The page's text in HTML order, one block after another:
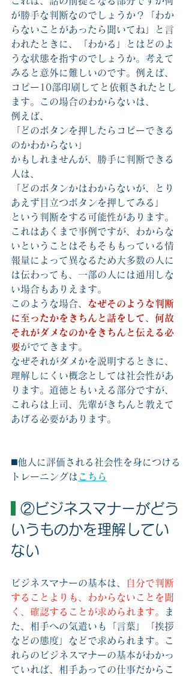
が勝手な判断なのでしょうか？「わか
らないことがあったら聞いてね」と言
われたときに、「わかる」とはどのよ
うな状態を指すのでしょうか。考えて
みると意外に難しいのです。例えば、
コピー10部印刷してと依頼されたとし
ます。この場合のわからないは、
例えば、
「どのボタンを押したらコピーできる
のかわからない」
かもしれませんが、勝手に判断できる
人は、
「どのボタンかはわからないが、とり
あえず目立つボタンを押してみる」
という判断をする可能性があります。
これはあくまで事例ですが、わからな
いということはそもそももっている情
報量によって異なるため大多数の人に
は伝わっても、一部の人には通用しな
い場合もありえます。
このような場合、
なぜそのような判断
に至ったかをきちんと話をして
何故
それがダメなのかをきちんと伝える必
要がでてきます。
なぜそれがダメかを説明するときに、
理解しにくい概念としては社会性があ
ります。道徳ともいえる部分ですが、
これらは上司、先輩がきちんと教えて
あげる必要があります。
◼️他人に評価される社会性を身につける
トレーニングは こちら
②ビジネスマナーがどう
いうものかを理解してい
ない
ビジネスマナーの基本は、
自分で判断
することよりも、わからないことを聞
く、確認することが求められます。
ま
た、相手への気遣いも「言葉」「挨拶
などの態度」などで求められます。こ
れらのビジネスマナーの基本がわかっ
ていれば、相手あっての仕事だからこ